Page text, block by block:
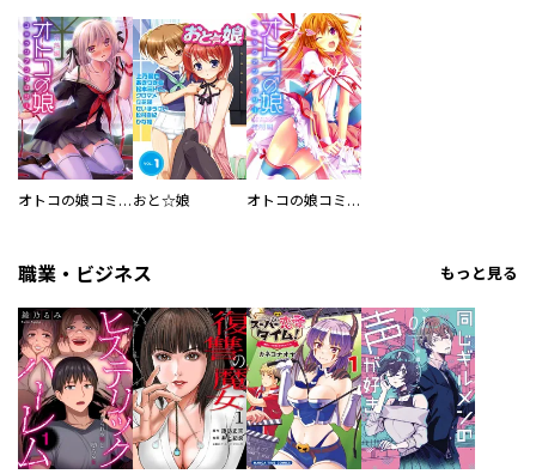
オトコの娘コミックアンソロジー 奈落編 おと☆娘 オトコの娘コミックアンソロジー 強制編
職業・ビジネス もっと見る